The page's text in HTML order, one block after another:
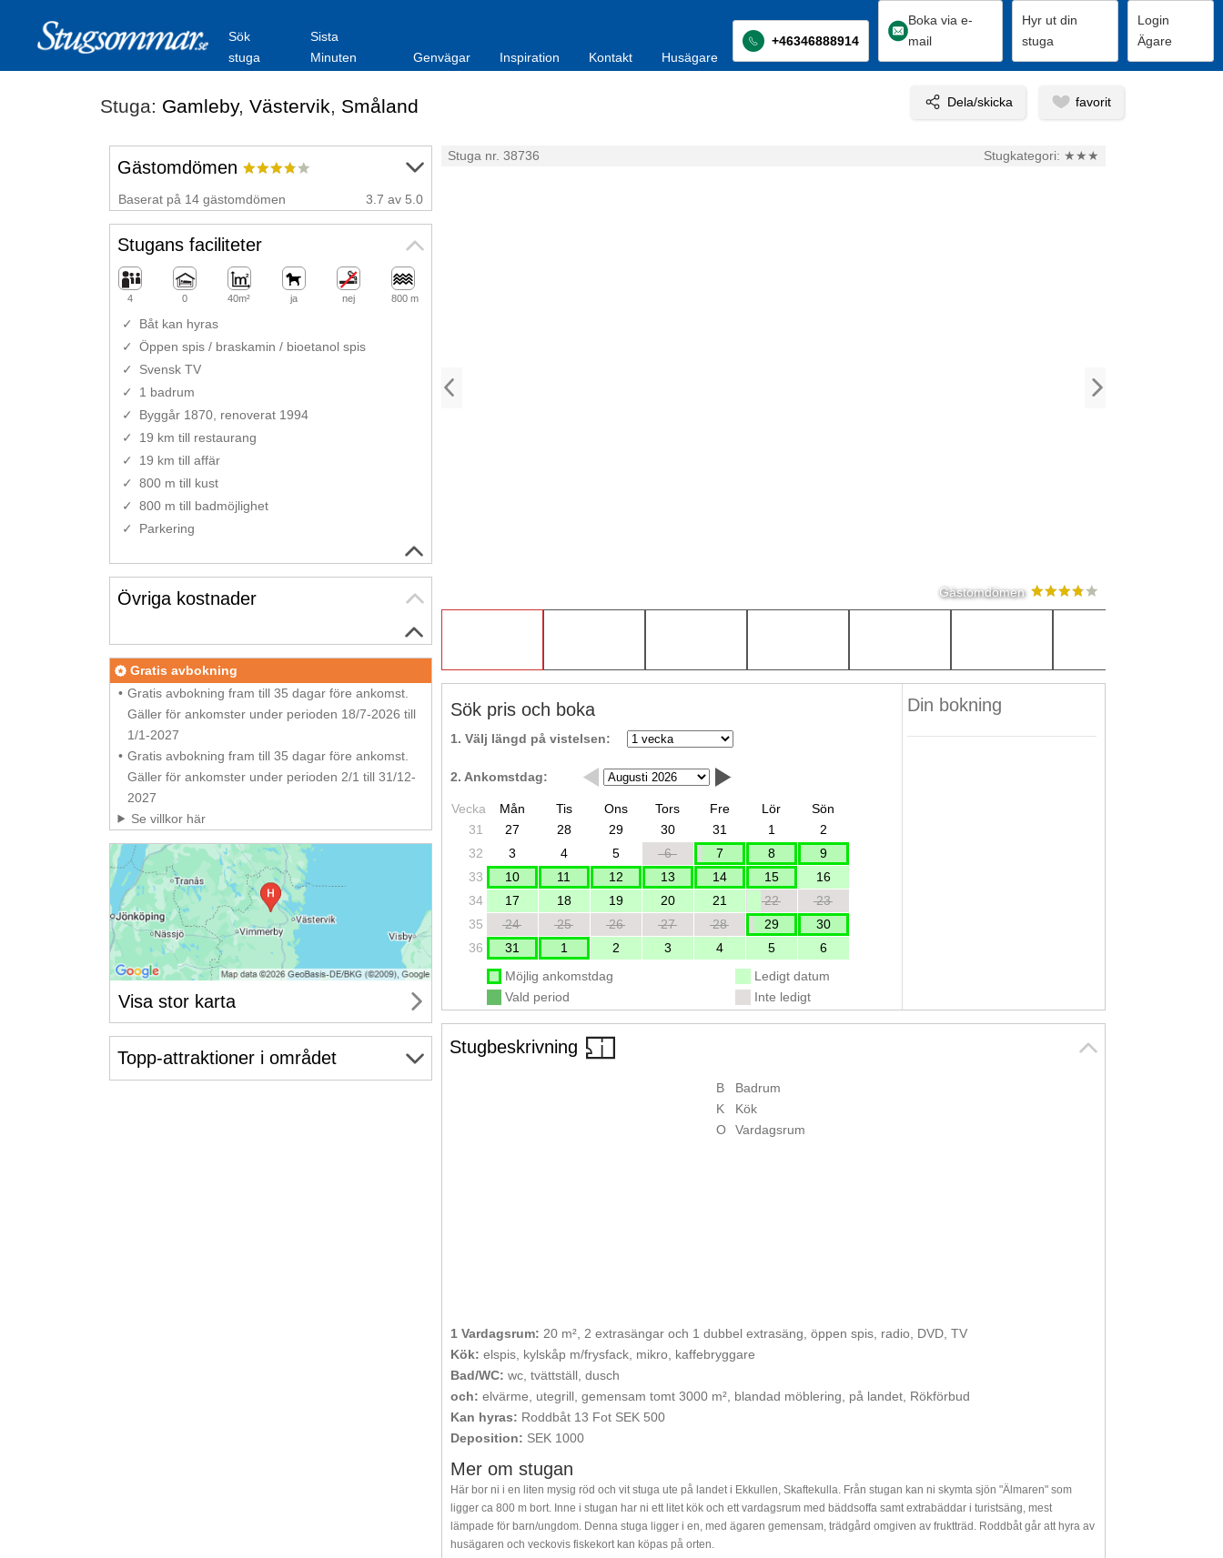
Sök
stuga
Sista
Minuten
Genvägar Inspiration Kontakt Husägare
+46346888914
Boka via e-
mail
Hyr ut din
stuga
Login
Ägare
Stuga: Gamleby, Västervik, Småland
Stuga nr. 38736 Stugkategori: ★★★
Gästomdömen
Sök pris och boka
1. Välj längd på vistelsen:
2. Ankomstdag:
Vecka Mån Tis Ons Tors Fre Lör
Sön
31
27 28 29 30 31 1
2
32
3 4 5 6 7 8
9
33
10 11 12 13 14 15
16
34
17 18 19 20 21 22
23
35
24 25 26 27 28 29
30
36
31 1 2 3 4 5
6
Möjlig ankomstdag
Vald period
Ledigt datum
Inte ledigt
Din bokning
Stugbeskrivning
B
Badrum
K
Kök
O
Vardagsrum
1 Vardagsrum: 20 m², 2 extrasängar och 1 dubbel extrasäng, öppen spis, radio, DVD, TV
Kök: elspis, kylskåp m/frysfack, mikro, kaffebryggare
Bad/WC: wc, tvättställ, dusch
och: elvärme, utegrill, gemensam tomt 3000 m², blandad möblering, på landet, Rökförbud
Kan hyras: Roddbåt 13 Fot SEK 500
Deposition: SEK 1000
Mer om stugan
Här bor ni i en liten mysig röd och vit stuga ute på landet i Ekkullen, Skaftekulla. Från stugan kan ni skymta sjön "Älmaren" som
ligger ca 800 m bort. Inne i stugan har ni ett litet kök och ett vardagsrum med bäddsoffa samt extrabäddar i turistsäng, mest
lämpade för barn/ungdom. Denna stuga ligger i en, med ägaren gemensam, trädgård omgiven av fruktträd. Roddbåt går att hyra av
husägaren och veckovis fiskekort kan köpas på orten.
Gästomdömen
Baserat på 14 gästomdömen 3.7 av 5.0
Stugans faciliteter
4 0 40m² ja nej 800 m
Båt kan hyras
Öppen spis / braskamin / bioetanol spis
Svensk TV
1 badrum
Byggår 1870, renoverat 1994
19 km till restaurang
19 km till affär
800 m till kust
800 m till badmöjlighet
Parkering
Övriga kostnader
Gratis avbokning
Gratis avbokning fram till 35 dagar före ankomst.
Gäller för ankomster under perioden 18/7-2026 till
1/1-2027
Gratis avbokning fram till 35 dagar före ankomst.
Gäller för ankomster under perioden 2/1 till 31/12-
2027
Se villkor här
Visa stor karta
Topp-attraktioner i området